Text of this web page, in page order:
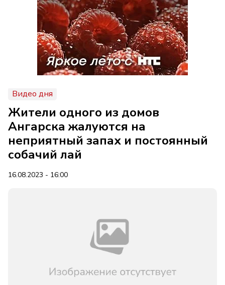
Видео дня
Жители одного из домов
Ангарска жалуются на
неприятный запах и постоянный
собачий лай
16.08.2023 - 16:00